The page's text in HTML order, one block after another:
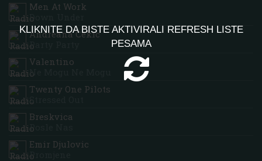
KLIKNITE DA BISTE AKTIVIRALI REFRESH LISTE
PESAMA
Men At Work
Down Under
Andreana Cekic
Party Party
Valentino
Ne Mogu Ne Mogu
Twenty One Pilots
Stressed Out
Breskvica
Posle Nas
Emir Djulovic
Promjene